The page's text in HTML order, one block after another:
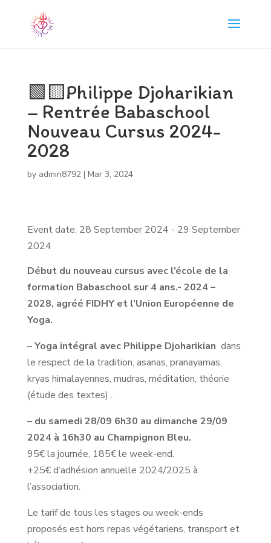
🟩🟨Philippe Djoharikian
– Rentrée Babaschool
Nouveau Cursus 2024-
2028
by admin8792| Mar 3, 2024
Event date: 28 September 2024 - 29 September
2024
Début du nouveau cursus avec l’école de la
formation Babaschool sur 4 ans.- 2024 –
2028, agréé FIDHY et l’Union Européenne de
Yoga.
–Yoga intégral avec Philippe Djoharikian dans
le respect de la tradition, asanas, pranayamas,
kryas himalayennes, mudras, méditation, théorie
(étude des textes) .
–du samedi 28/09 6h30 au dimanche 29/09
2024 à 16h30 au Champignon Bleu.
95€ la journée, 185€ le week-end.
+25€ d’adhésion annuelle 2024/2025 à
l’association.
Le tarif de tous les stages ou week-ends
proposés est hors repas végétariens, transport et